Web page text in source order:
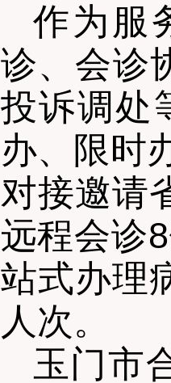
作为服
诊、会诊
投诉调处
办、限时
对接邀请
远程会诊
站式办理
人次。
玉门市